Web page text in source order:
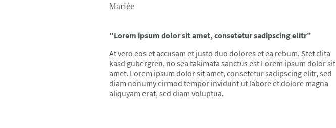
Mariée
"Lorem ipsum dolor sit amet, consetetur sadipscing elitr"
At vero eos et accusam et justo duo dolores et ea rebum. Stet clita
kasd gubergren, no sea takimata sanctus est Lorem ipsum dolor sit
amet. Lorem ipsum dolor sit amet, consetetur sadipscing elitr, sed
diam nonumy eirmod tempor invidunt ut labore et dolore magna
aliquyam erat, sed diam voluptua.